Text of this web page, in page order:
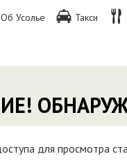
Об Усолье Такси
для просмотра